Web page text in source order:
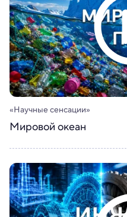
«Научные сенсации»
Мировой океан